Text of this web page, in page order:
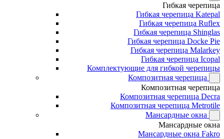
Гибкая черепица
Гибкая черепица Katepal
Гибкая черепица Ruflex
Гибкая черепица Shinglas
Гибкая черепица Docke Pie
Гибкая черепица Malarkey
Гибкая черепица Icopal
Комплектующие для гибкой черепицы
Композитная черепица
Композитная черепица
Композитная черепица Decra
Композитная черепица Metrotile
Мансардные окна
Мансардные окна
Мансардные окна Fakro